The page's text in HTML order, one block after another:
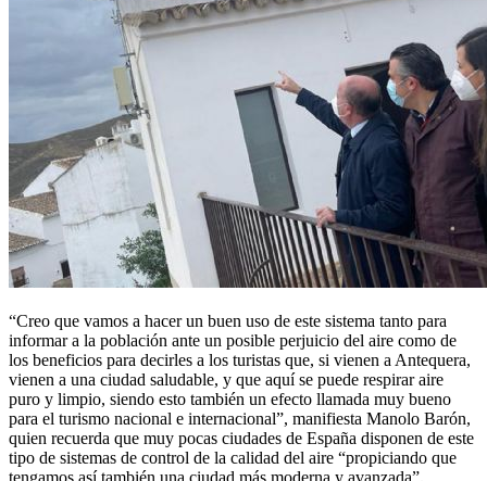
“Creo que vamos a hacer un buen uso de este sistema tanto para
informar a la población ante un posible perjuicio del aire como de
los beneficios para decirles a los turistas que, si vienen a Antequera,
vienen a una ciudad saludable, y que aquí se puede respirar aire
puro y limpio, siendo esto también un efecto llamada muy bueno
para el turismo nacional e internacional”, manifiesta Manolo Barón,
quien recuerda que muy pocas ciudades de España disponen de este
tipo de sistemas de control de la calidad del aire “propiciando que